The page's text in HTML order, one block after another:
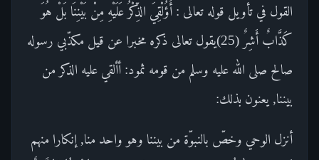
القول في تأويل قوله تعالى : أَؤُلْقِيَ الذِّكْرُ عَلَيْهِ مِنْ بَيْنِنَا بَلْ هُوَ
كَذَّابٌ أَشِرٌ (25)يقول تعالى ذكره مخبرا عن قيل مكذّبي رسوله
صالح صلى الله عليه وسلم من قومه ثمود: أألقي عليه الذكر من
بيننا, يعنون بذلك:
أنزل الوحي وخصّ بالنبوّة من بيننا وهو واحد منا, إنكارا منهم